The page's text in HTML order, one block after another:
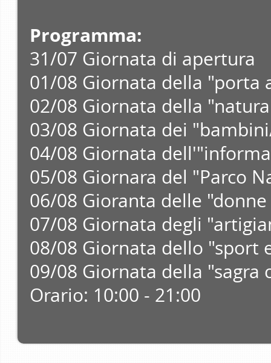
Programma:
31/07 Giornata di apertura
01/08 Giornata della "porta
02/08 Giornata della
03/08 Giornata dei
04/08 Giornata
05/08 Giornara del "Parco
06/08 Gioranta delle
07/08 Giornata degli
08/08 Giornata dello "sport
09/08 Giornata della "sagra
Orario: 10:00 - 21:00